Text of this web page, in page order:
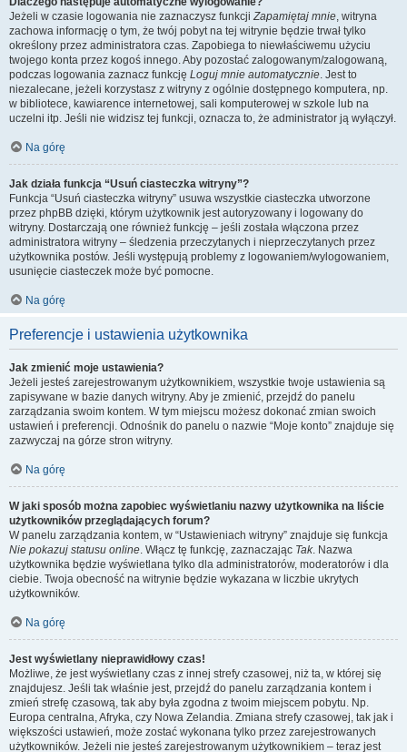
Jeżeli w czasie logowania nie zaznaczysz funkcjiZapamiętaj mnie, witryna
zachowa informację o tym, że twój pobyt na tej witrynie będzie trwał tylko
określony przez administratora czas. Zapobiega to niewłaściwemu użyciu
twojego konta przez kogoś innego. Aby pozostać zalogowanym/zalogowaną,
podczas logowania zaznacz funkcję Loguj mnie automatycznie. Jest to
niezalecane, jeżeli korzystasz z witryny z ogólnie dostępnego komputera, np.
w bibliotece, kawiarence internetowej, sali komputerowej w szkole lub na
uczelni itp. Jeśli nie widzisz tej funkcji, oznacza to, że administrator ją wyłączył.
Na górę
Jak działa funkcja “Usuń ciasteczka witryny”?
Funkcja “Usuń ciasteczka witryny” usuwa wszystkie ciasteczka utworzone
przez phpBB dzięki, którym użytkownik jest autoryzowany i logowany do
witryny. Dostarczają one również funkcję – jeśli została włączona przez
administratora witryny – śledzenia przeczytanych i nieprzeczytanych przez
użytkownika postów. Jeśli występują problemy z logowaniem/wylogowaniem,
usunięcie ciasteczek może być pomocne.
Na górę
Preferencje i ustawienia użytkownika
Jak zmienić moje ustawienia?
Jeżeli jesteś zarejestrowanym użytkownikiem, wszystkie twoje ustawienia są
zapisywane w bazie danych witryny. Aby je zmienić, przejdź do panelu
zarządzania swoim kontem. W tym miejscu możesz dokonać zmian swoich
ustawień i preferencji. Odnośnik do panelu o nazwie “Moje konto” znajduje się
zazwyczaj na górze stron witryny.
Na górę
W jaki sposób można zapobiec wyświetlaniu nazwy użytkownika na liście
użytkowników przeglądających forum?
W panelu zarządzania kontem, w “Ustawieniach witryny” znajduje się funkcja
Nie pokazuj statusu online. Włącz tę funkcję, zaznaczając Tak. Nazwa
użytkownika będzie wyświetlana tylko dla administratorów, moderatorów i dla
ciebie. Twoja obecność na witrynie będzie wykazana w liczbie ukrytych
użytkowników.
Na górę
Jest wyświetlany nieprawidłowy czas!
Możliwe, że jest wyświetlany czas z innej strefy czasowej, niż ta, w której się
znajdujesz. Jeśli tak właśnie jest, przejdź do panelu zarządzania kontem i
zmień strefę czasową, tak aby była zgodna z twoim miejscem pobytu. Np.
Europa centralna, Afryka, czy Nowa Zelandia. Zmiana strefy czasowej, tak jak i
większości ustawień, może zostać wykonana tylko przez zarejestrowanych
użytkowników. Jeżeli nie jesteś zarejestrowanym użytkownikiem – teraz jest